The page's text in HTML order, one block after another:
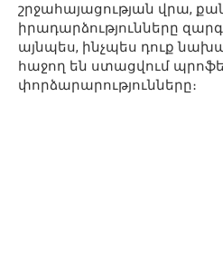
շրջահայացության վրա,
իրադարձությունները
այնպես, ինչպես դուք
հաջող են ստացվում
փորձարարությունները։